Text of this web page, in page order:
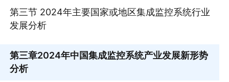
第三节 2024年主要国家或地区集成监控系统行业
发展分析
第三章2024年中国集成监控系统产业发展新形势
分析